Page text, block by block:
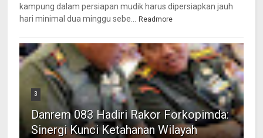
kampung dalam persiapan mudik harus dipersiapkan jauh
hari minimal dua minggu sebe...
Readmore
3
Danrem 083 Hadiri Rakor Forkopimda:
Sinergi Kunci Ketahanan Wilayah